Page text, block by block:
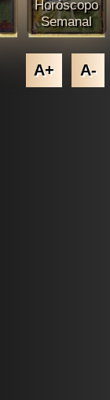
Horóscopo
Semanal
A+ A-